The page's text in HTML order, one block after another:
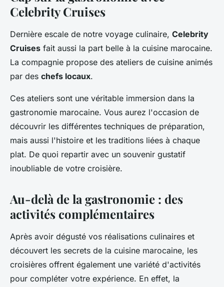
Celebrity Cruises
Dernière escale de notre voyage culinaire, Celebrity
Cruises fait aussi la part belle à la cuisine marocaine.
La compagnie propose des ateliers de cuisine animés
par des chefs locaux.
Ces ateliers sont une véritable immersion dans la
gastronomie marocaine. Vous aurez l'occasion de
découvrir les différentes techniques de préparation,
mais aussi l'histoire et les traditions liées à chaque
plat. De quoi repartir avec un souvenir gustatif
inoubliable de votre croisière.
Au-delà de la gastronomie : des
activités complémentaires
Après avoir dégusté vos réalisations culinaires et
découvert les secrets de la cuisine marocaine, les
croisières offrent également une variété d'activités
pour compléter votre expérience. En effet, la